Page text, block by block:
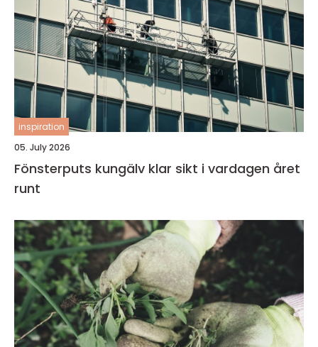
inspiration
05. July 2026
Fönsterputs kungälv klar sikt i vardagen året
runt